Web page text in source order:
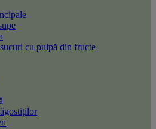
cu pulpă din fructe